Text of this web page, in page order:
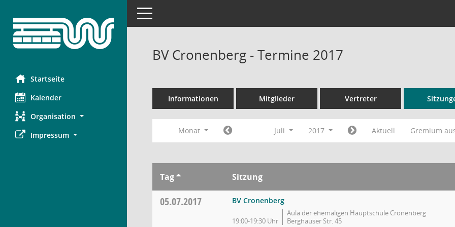
Startseite
Kalender
Organisation
Impressum
Toggle navigation
BV Cronenberg - Termine 2017
Informationen Mitglieder Vertreter
Monat Juli 2017 Aktuell Gremium
Tag Sitzung
05.07.2017 BV Cronenberg
19:00-19:30 Uhr
Aula der ehemaligen Hauptschule Cronenberg
Berghauser Str. 45